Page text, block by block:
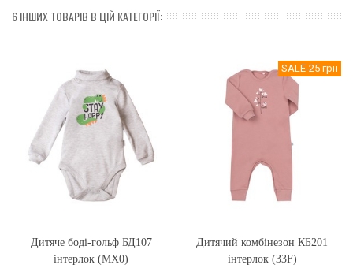
6 ІНШИХ ТОВАРІВ В ЦІЙ КАТЕГОРІЇ:
Дитяче боді-гольф БД107
інтерлок (MX0)
SALE-25 грн
Дитячий комбінезон КБ201
інтерлок (33F)